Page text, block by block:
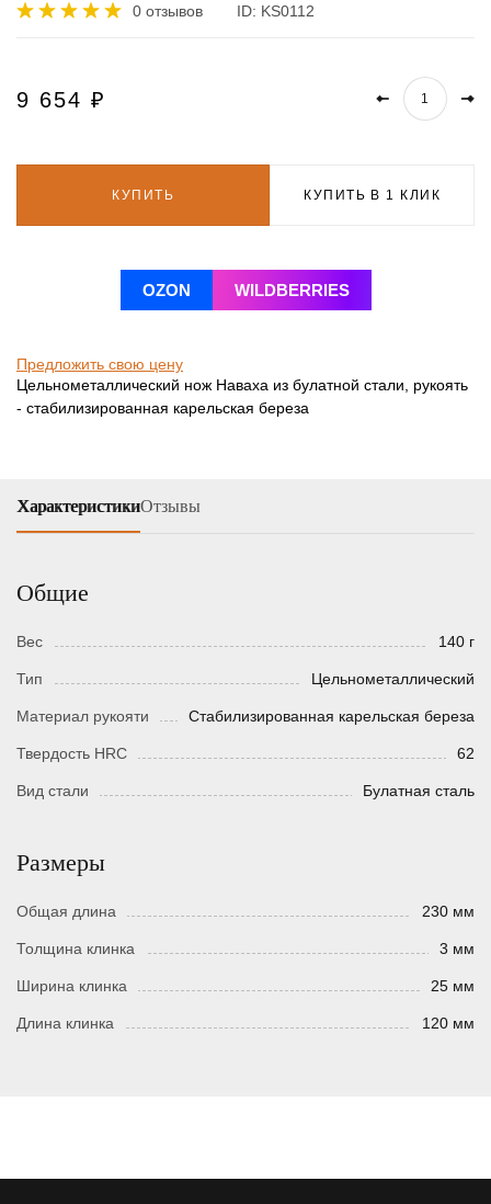
0 отзывов ID: KS0112
9 654 ₽
КУПИТЬ КУПИТЬ В 1 КЛИК
OZON WILDBERRIES
Предложить свою цену
Цельнометаллический нож Наваха из булатной стали, рукоять
- стабилизированная карельская береза
ХарактеристикиОтзывы
Общие
Вес 140 г
Тип Цельнометаллический
Материал рукояти Стабилизированная карельская береза
Твердость HRC 62
Вид стали Булатная сталь
Размеры
Общая длина 230 мм
Толщина клинка 3 мм
Ширина клинка 25 мм
Длина клинка 120 мм